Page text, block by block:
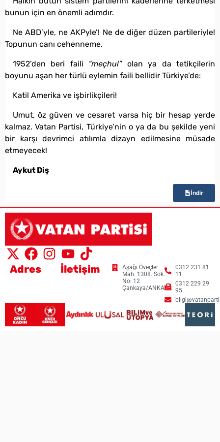
bunun için en önemli adımdır.
Ne ABD’yle, ne AKPyle’! Ne de diğer düzen partileriyle!
Topunun canı cehenneme.
1952’den beri faili “meçhul”olan ya da tetikçilerin
boyunu aşan her türlü eylemin faili bellidir Türkiye’de:
Katil Amerika ve işbirlikçileri!
Umut, öz güven ve cesaret varsa hiç bir hesap yerde
kalmaz. Vatan Partisi, Türkiye’nin o ya da bu şekilde yeni
bir karşı devrimci atılımla dizayn edilmesine müsade
etmeyecek!
Aykut Diş
İndir
Adres
Aşağı Öveçler
Mah. 1308. Sok.
No: 12
Çankaya/ANKARA
İletişim
0312 231 81
11
0312 229 29
95